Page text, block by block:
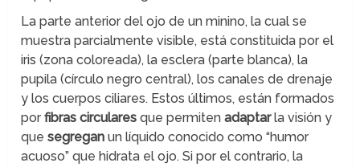
La parte anterior del ojo de un minino, la cual se
muestra parcialmente visible, está constituida por el
iris (zona coloreada), la esclera (parte blanca), la
pupila (círculo negro central), los canales de drenaje
y los cuerpos ciliares. Estos últimos, están formados
porfibras circulares que permitenadaptarla visión y
quesegreganun líquido conocido como “humor
acuoso” que hidrata el ojo. Si por el contrario, la